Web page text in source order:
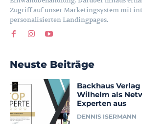
Zugriff auf unser Marketingsystem mit
personalisierten Landingpages.
Neuste Beiträge
Backhaus
Wilhelm als
Experten aus
DENNIS ISERMANN